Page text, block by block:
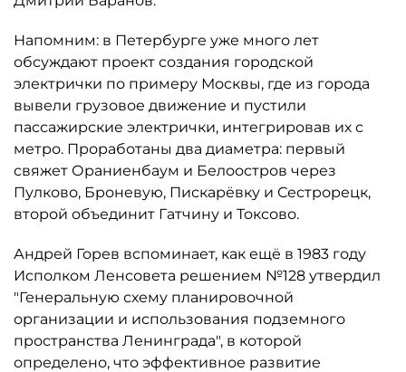
Напомним: в Петербурге уже много лет
обсуждают проект создания городской
электрички по примеру Москвы, где из города
вывели грузовое движение и пустили
пассажирские электрички, интегрировав их с
метро. Проработаны два диаметра: первый
свяжет Ораниенбаум и Белоостров через
Пулково, Броневую, Пискарёвку и Сестрорецк,
второй объединит Гатчину и Токсово.
Андрей Горев вспоминает, как ещё в 1983 году
Исполком Ленсовета решением №128 утвердил
"Генеральную схему планировочной
организации и использования подземного
пространства Ленинграда", в которой
определено, что эффективное развитие